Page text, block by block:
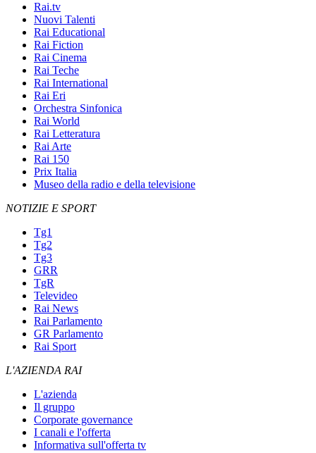
Rai.tv
Nuovi Talenti
Rai Educational
Rai Fiction
Rai Cinema
Rai Teche
Rai International
Rai Eri
Orchestra Sinfonica
Rai World
Rai Letteratura
Rai Arte
Rai 150
Prix Italia
Museo della radio e della televisione
NOTIZIE E SPORT
Tg1
Tg2
Tg3
GRR
TgR
Televideo
Rai News
Rai Parlamento
GR Parlamento
Rai Sport
L'AZIENDA RAI
L'azienda
Il gruppo
Corporate governance
I canali e l'offerta
Informativa sull'offerta tv